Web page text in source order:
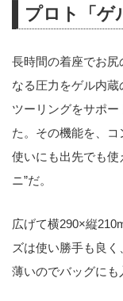
プロト「ゲ
長時間の着座でお尻
なる圧力をゲル内
ツーリングをサポ
た。その機能を、
使いにも出先でも使
ニ”だ。
広げて横290×縦
ズは使い勝手も良
薄いのでバッグにも